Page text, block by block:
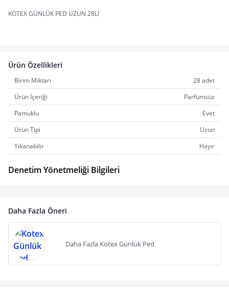
KOTEX GÜNLÜK PED UZUN 28Lİ
Ürün Özellikleri
Birim Miktarı
28 adet
Ürün İçeriği
Parfümsüz
Pamuklu
Evet
Ürün Tipi
Uzun
Yıkanabilir
Hayır
Denetim Yönetmeliği Bilgileri
Daha Fazla Öneri
Daha Fazla Kotex Günlük Ped